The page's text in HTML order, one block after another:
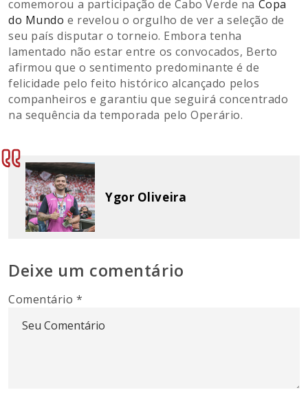
comemorou a participação de Cabo Verde na Copa
do Mundo e revelou o orgulho de ver a seleção de
seu país disputar o torneio. Embora tenha
lamentado não estar entre os convocados, Berto
afirmou que o sentimento predominante é de
felicidade pelo feito histórico alcançado pelos
companheiros e garantiu que seguirá concentrado
na sequência da temporada pelo Operário.
Ygor Oliveira
Deixe um comentário
Comentário*